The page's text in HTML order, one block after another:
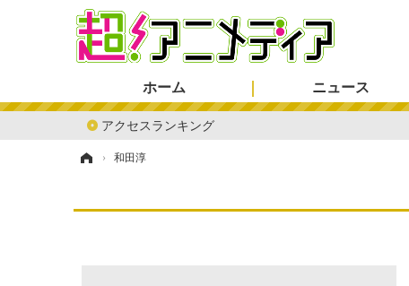
ホーム
アクセスランキング
ニュース
› 和田淳